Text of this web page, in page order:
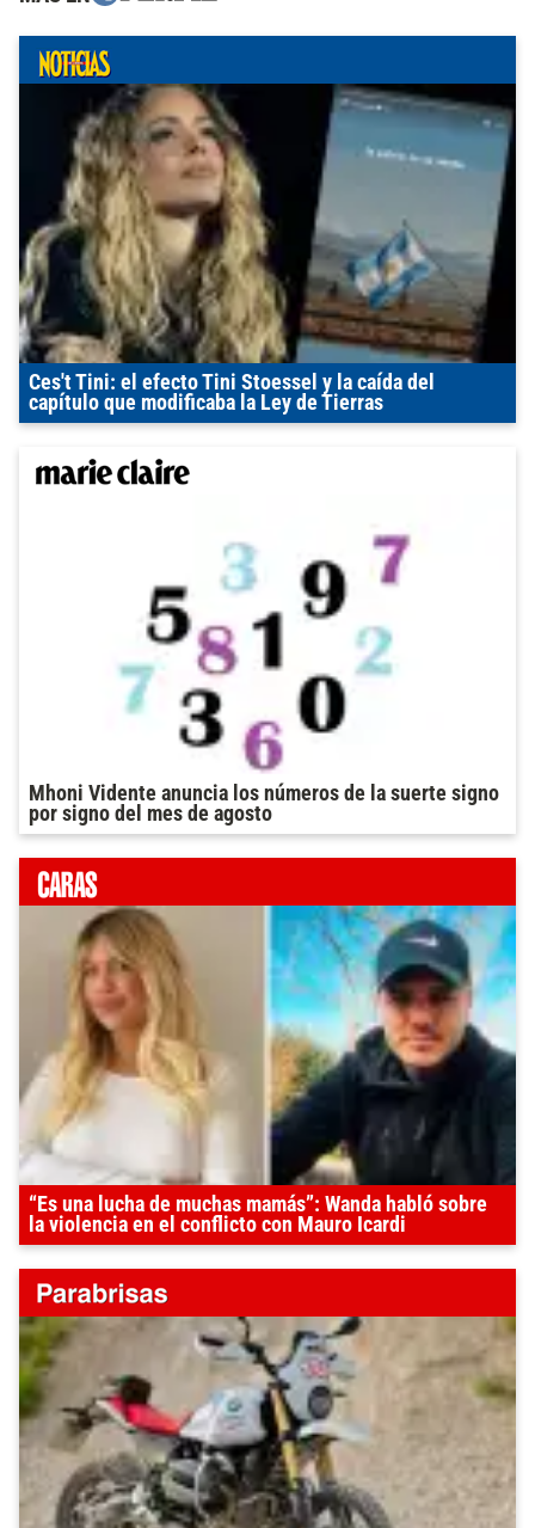
Ces't Tini: el efecto Tini Stoessel y la caída del
capítulo que modificaba la Ley de Tierras
Mhoni Vidente anuncia los números de la suerte signo
por signo del mes de agosto
“Es una lucha de muchas mamás”: Wanda habló sobre
la violencia en el conflicto con Mauro Icardi